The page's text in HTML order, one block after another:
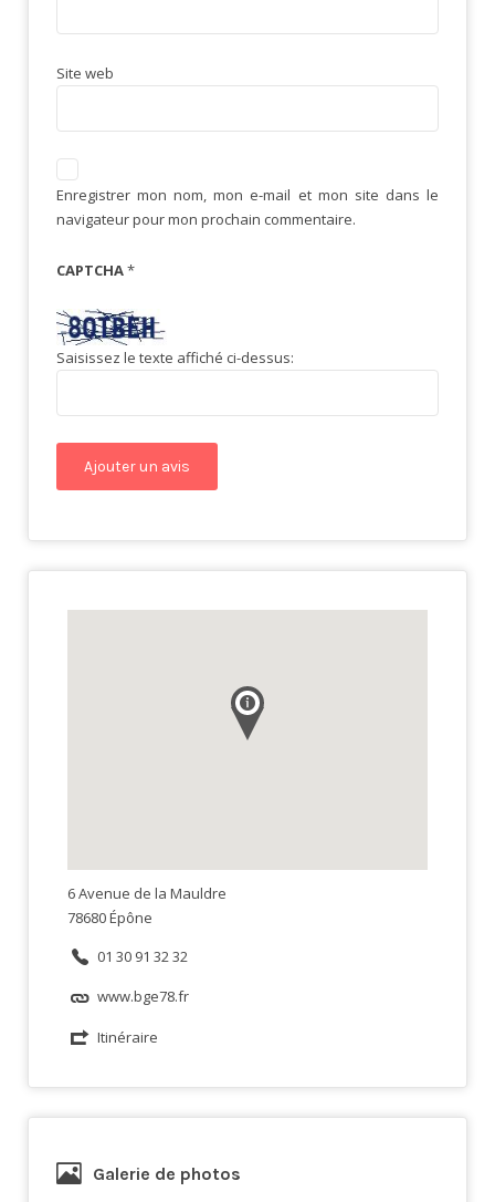
Site web
Enregistrer mon nom, mon e-mail et mon site dans le
navigateur pour mon prochain commentaire.
CAPTCHA*
Saisissez le texte affiché ci-dessus:
6 Avenue de la Mauldre
78680 Épône
01 30 91 32 32
www.bge78.fr
Itinéraire
Galerie de photos